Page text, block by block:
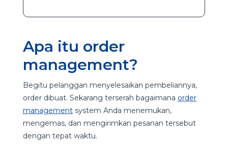
Apa itu order
management?
Begitu pelanggan menyelesaikan pembeliannya,
order dibuat. Sekarang terserah bagaimana order
managementsystem Anda menemukan,
mengemas, dan mengirimkan pesanan tersebut
dengan tepat waktu.